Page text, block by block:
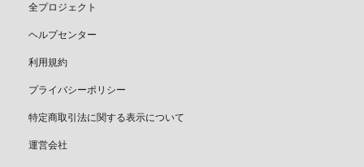
全プロジェクト
ヘルプセンター
利用規約
プライバシーポリシー
特定商取引法に関する表示について
運営会社